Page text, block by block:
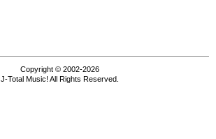
Copyright © 2002-2026
J-Total Music! All Rights Reserved.